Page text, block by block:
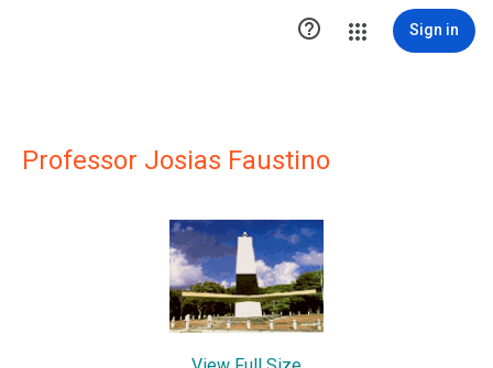
 Sign in
Professor Josias Faustino